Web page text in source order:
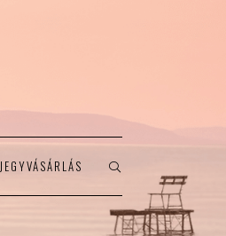
JEGYVÁSÁRLÁS